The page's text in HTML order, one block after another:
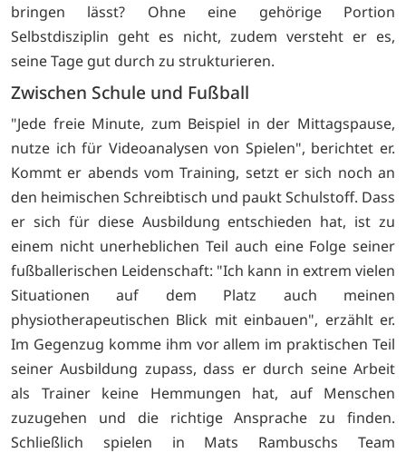
bringen lässt? Ohne eine gehörige Portion
Selbstdisziplin geht es nicht, zudem versteht er es,
seine Tage gut durch zu strukturieren.
Zwischen Schule und Fußball
"Jede freie Minute, zum Beispiel in der Mittagspause,
nutze ich für Videoanalysen von Spielen", berichtet er.
Kommt er abends vom Training, setzt er sich noch an
den heimischen Schreibtisch und paukt Schulstoff. Dass
er sich für diese Ausbildung entschieden hat, ist zu
einem nicht unerheblichen Teil auch eine Folge seiner
fußballerischen Leidenschaft: "Ich kann in extrem vielen
Situationen auf dem Platz auch meinen
physiotherapeutischen Blick mit einbauen", erzählt er.
Im Gegenzug komme ihm vor allem im praktischen Teil
seiner Ausbildung zupass, dass er durch seine Arbeit
als Trainer keine Hemmungen hat, auf Menschen
zuzugehen und die richtige Ansprache zu finden.
Schließlich spielen in Mats Rambuschs Team